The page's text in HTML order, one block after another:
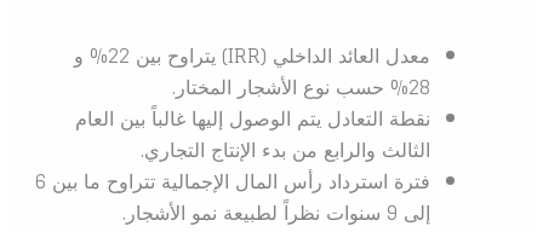
معدل العائد الداخلي (IRR) يتراوح بين 22% و
28% حسب نوع الأشجار المختار.
نقطة التعادل يتم الوصول إليها غالباً بين العام
الثالث والرابع من بدء الإنتاج التجاري.
فترة استرداد رأس المال الإجمالية تتراوح ما بين 6
إلى 9 سنوات نظراً لطبيعة نمو الأشجار.